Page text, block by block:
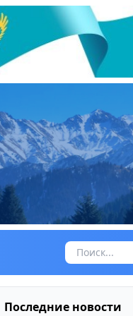
Последние новости